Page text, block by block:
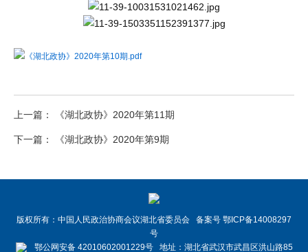
《湖北政协》2020年第10期.pdf
上一篇： 《湖北政协》2020年第11期
下一篇： 《湖北政协》2020年第9期
版权所有：中国人民政治协商会议湖北省委员会 备案号 鄂ICP备14008297
号
鄂公网安备 42010602001229号 地址：湖北省武汉市武昌区洪山路85